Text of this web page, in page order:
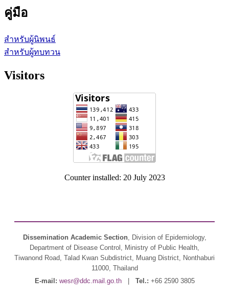
คู่มือ
สำหรับผู้นิพนธ์
สำหรับผู้ทบทวน
Visitors
Counter installed: 20 July 2023
Dissemination Academic Section, Division of Epidemiology,
Department of Disease Control, Ministry of Public Health,
Tiwanond Road, Talad Kwan Subdistrict, Muang District, Nonthaburi
11000, Thailand
E-mail: wesr@ddc.mail.go.th| Tel.: +66 2590 3805